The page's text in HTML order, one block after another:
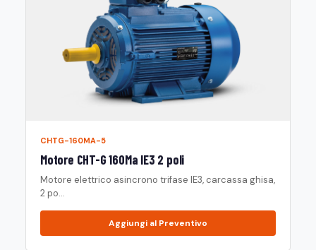
CHTG-160MA-5
Motore CHT-G 160Ma IE3 2 poli
Motore elettrico asincrono trifase IE3, carcassa ghisa,
2 po...
Aggiungi al Preventivo